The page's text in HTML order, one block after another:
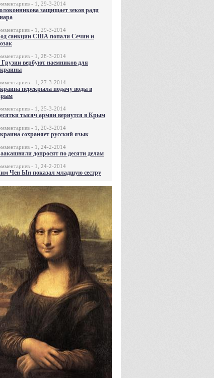
- 1, 29-3-2014
защищает зеков ради
- 1, 29-3-2014
санкции США попали Сечин и
- 1, 28-3-2014
вербуют наемников для
- 1, 27-3-2014
перекрыла подачу воды в
- 1, 25-3-2014
тысяч армян вернутся в Крым
- 1, 20-3-2014
сохраняет русский язык
- 1, 24-2-2014
допросят по десяти делам
- 1, 24-2-2014
Чен Ын показал младшую сестру